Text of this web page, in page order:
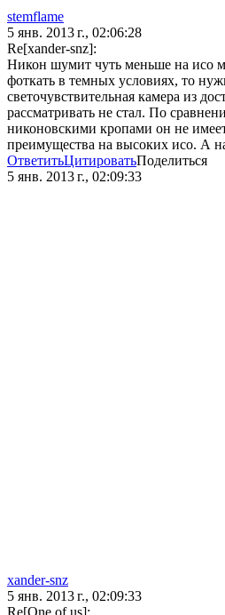
stemflame
5 янв. 2013 г., 02:06:28
Re[xander-snz]:
Никон шумит чуть меньше на исо
фоткать в темных условиях, то
светочувствительная камера из
рассматривать не стал. По
никоновскими кропами он не
преимущества на высоких исо. А
ОтветитьЦитироватьПоделиться
5 янв. 2013 г., 02:09:33
xander-snz
5 янв. 2013 г., 02:09:33